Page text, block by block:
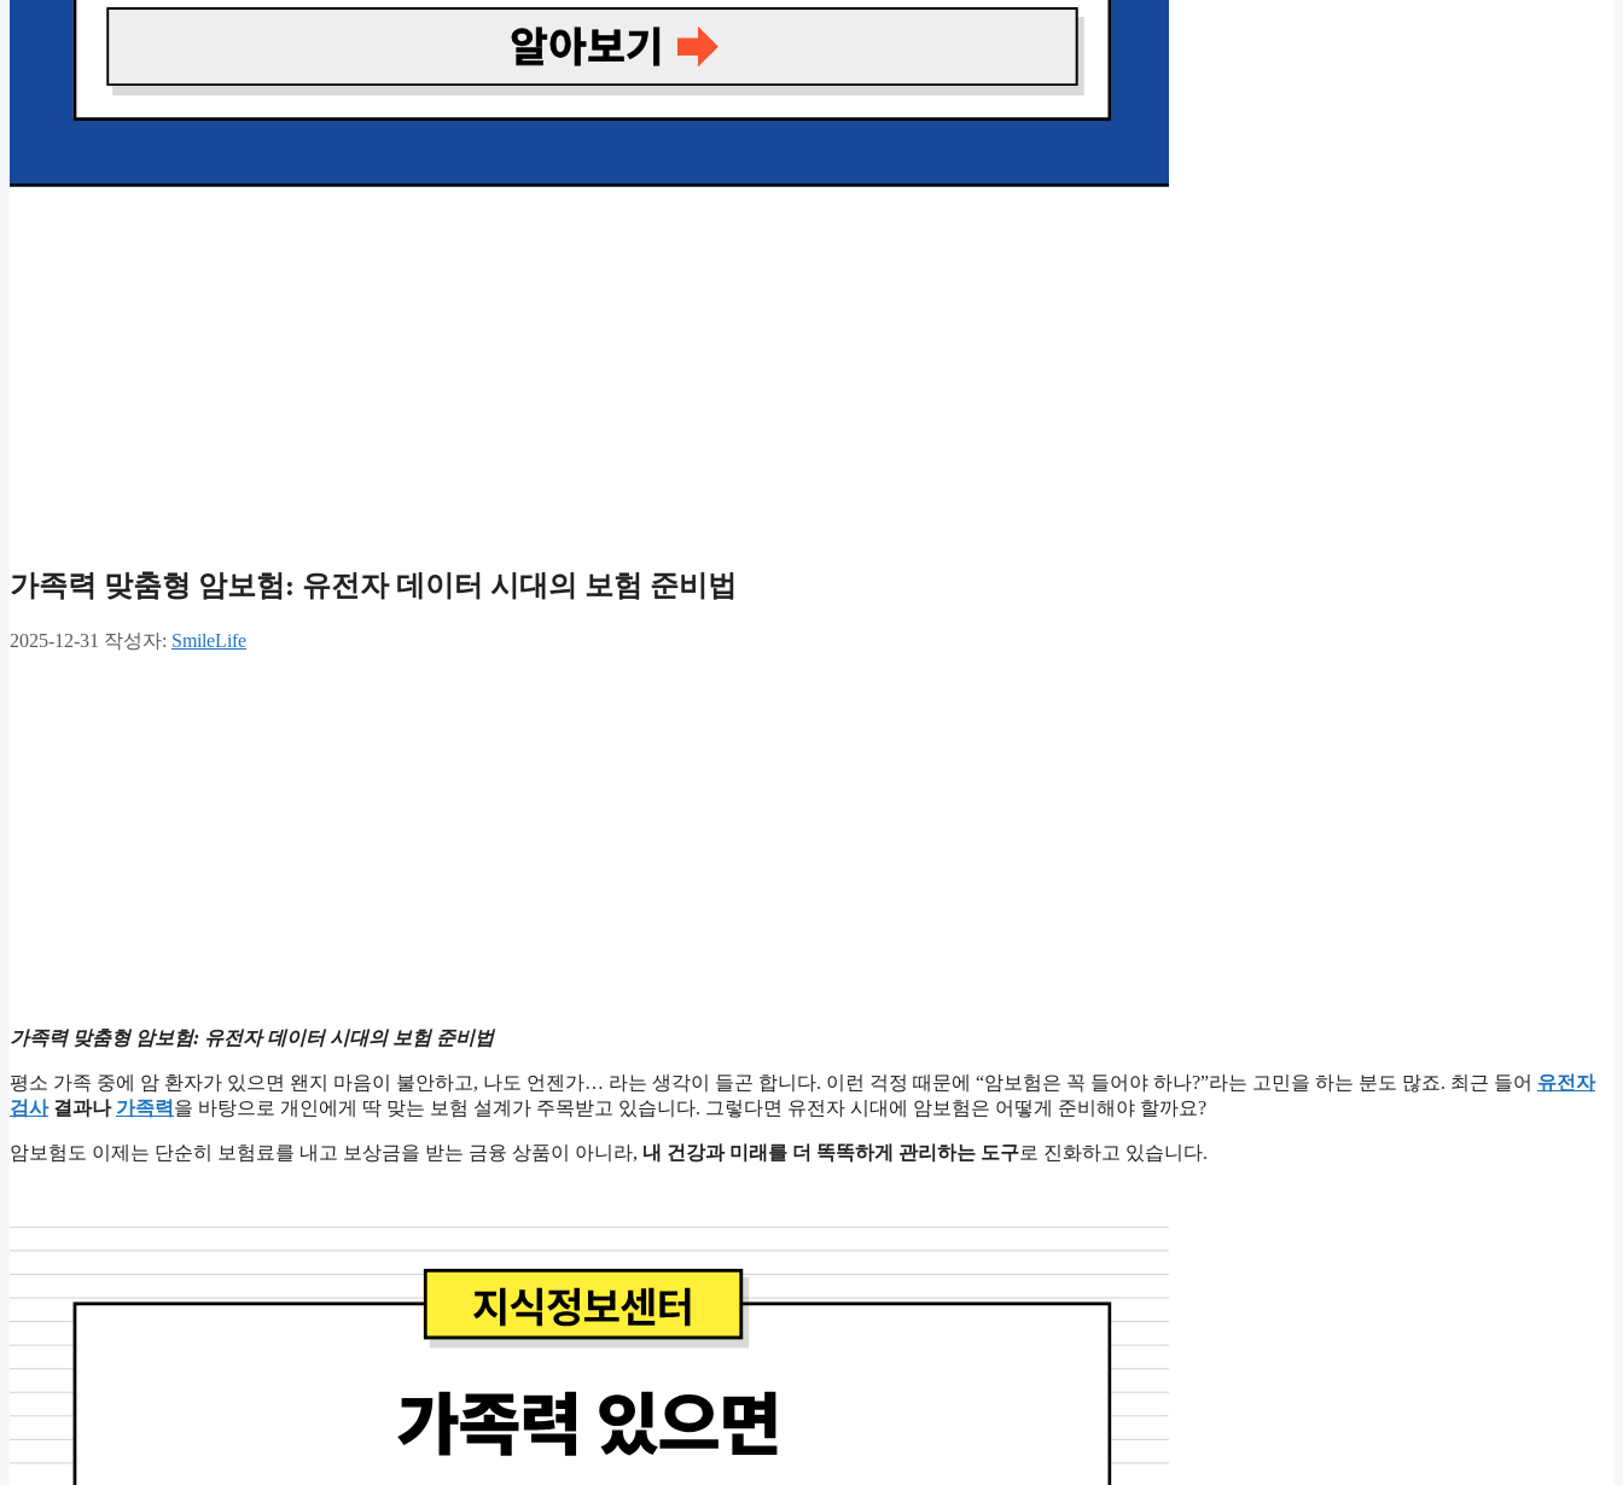
가족력 맞춤형 암보험: 유전자 데이터 시대의 보험 준비법
2025-12-31 작성자: SmileLife
가족력 맞춤형 암보험: 유전자 데이터 시대의 보험 준비법
평소 가족 중에 암 환자가 있으면 왠지 마음이 불안하고, 나도 언젠가… 라는 생각이 들곤 합니다. 이런 걱정 때문에 “암보험은 꼭 들어야 하나?”라는 고민을 하는 분도 많죠. 최근 들어 유전자
검사결과나 가족력 을 바탕으로 개인에게 딱 맞는 보험 설계가 주목받고 있습니다. 그렇다면 유전자 시대에 암보험은 어떻게 준비해야 할까요?
암보험도 이제는 단순히 보험료를 내고 보상금을 받는 금융 상품이 아니라, 내 건강과 미래를 더 똑똑하게 관리하는 도구로 진화하고 있습니다.